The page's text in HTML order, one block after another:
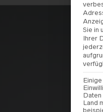
Sie in
Ihrer
Daten
Land